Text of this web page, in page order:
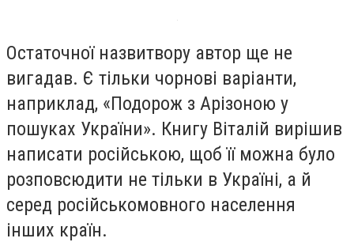
Остаточної назвитвору автор ще не
вигадав. Є тільки чорнові варіанти,
наприклад, «Подорож з Арізоною у
пошуках України». Книгу Віталій вирішив
написати російською, щоб її можна було
розповсюдити не тільки в Україні, а й
серед російськомовного населення
інших країн.